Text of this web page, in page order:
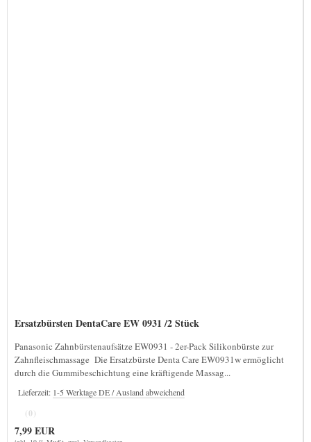
Ersatzbürsten DentaCare EW 0931 /2 Stück
Panasonic Zahnbürstenaufsätze EW0931 - 2er-Pack Silikonbürste zur
Zahnfleischmassage Die Ersatzbürste Denta Care EW0931w ermöglicht
durch die Gummibeschichtung eine kräftigende Massag...
Lieferzeit: 1-5 Werktage DE / Ausland abweichend
(0)
7,99 EUR